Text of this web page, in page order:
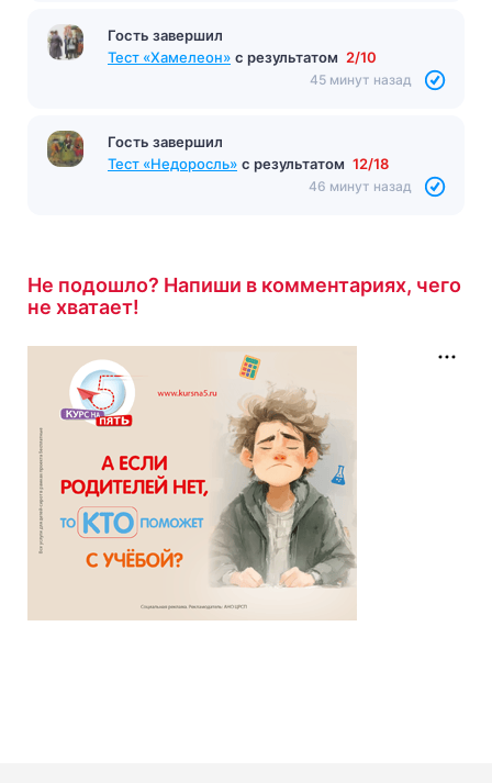
Гость завершил
Тест «Хамелеон» с результатом 2/10
45 минут назад
Гость завершил
Тест «Недоросль» с результатом 12/18
46 минут назад
Не подошло? Напиши в комментариях, чего
не хватает!